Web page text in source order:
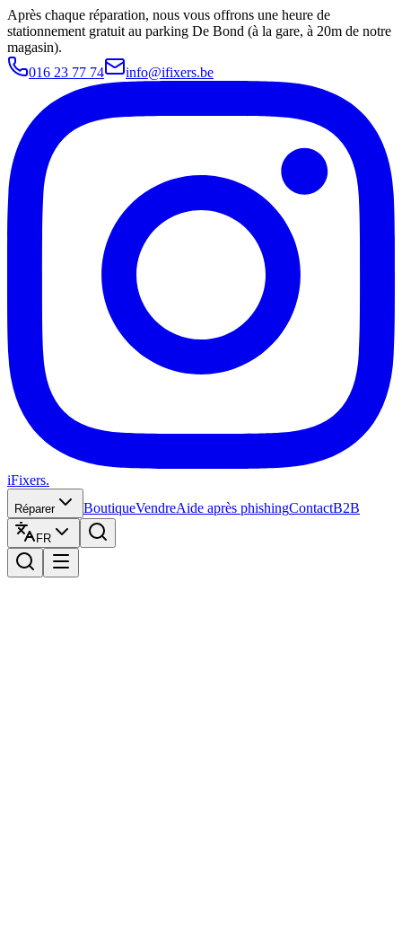
Après chaque réparation, nous vous offrons une heure de
stationnement gratuit au parking De Bond (à la gare, à 20m de notre
magasin).
016 23 77 74
info@ifixers.be
iFixers.
Réparer BoutiqueVendreAide après phishingContactB2B
FR